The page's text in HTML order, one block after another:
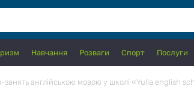
Навчання Розваги Спорт Послуги
занять англійською мовою у школі «Yulia english